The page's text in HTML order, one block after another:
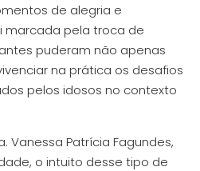
de alegria e
marcada pela troca de
puderam não apenas
na prática os desafios
pelos idosos no contexto
Vanessa Patrícia Fagundes,
o intuito desse tipo de